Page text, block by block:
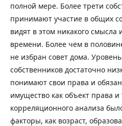
полной мере. Более трети
принимают участие в общих
видят в этом никакого смысла
времени. Более чем в
не избран совет дома.
собственников достаточно
понимают свои права и
имущество как объект права и
корреляционного анализа
факторы, как возраст,